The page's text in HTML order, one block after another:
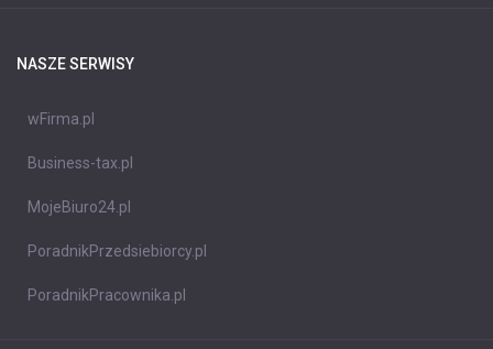
NASZE SERWISY
wFirma.pl
Business-tax.pl
MojeBiuro24.pl
PoradnikPrzedsiebiorcy.pl
PoradnikPracownika.pl